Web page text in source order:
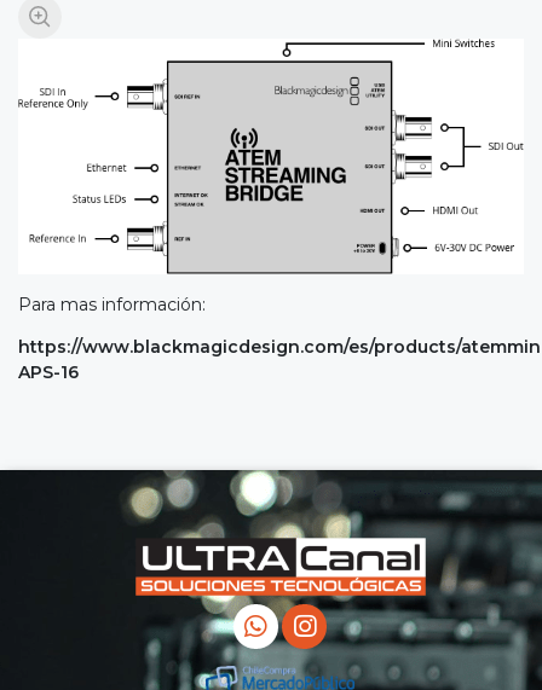
Para mas información:
https://www.blackmagicdesign.com/es/products/
APS-16